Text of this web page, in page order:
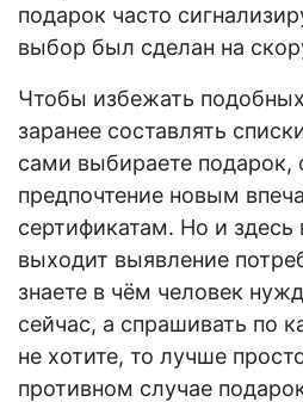
подарок часто
выбор был сделан на
Чтобы избежать
заранее составлять
сами выбираете подарок,
предпочтение новым
сертификатам. Но и здесь
выходит выявление
знаете в чём человек
сейчас, а спрашивать по
не хотите, то лучше
противном случае